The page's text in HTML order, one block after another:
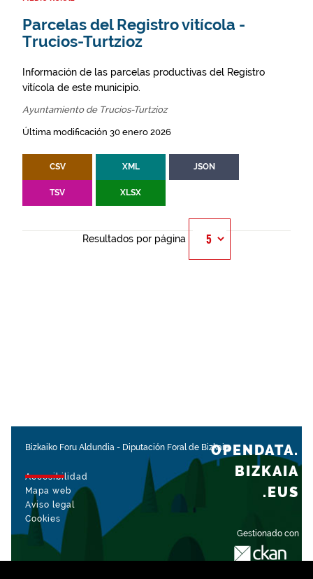
Parcelas del Registro vitícola -
Trucios-Turtzioz
Información de las parcelas productivas del Registro
vitícola de este municipio.
Ayuntamiento de Trucios-Turtzioz
Última modificación 30 enero 2026
CSV XML JSON
TSV XLSX
Resultados por página
Bizkaiko Foru Aldundia - Diputación Foral de Bizkaia
Accesibilidad
Mapa web
Aviso legal
Cookies
Gestionado con
OPENDATA.
BIZKAIA
.EUS